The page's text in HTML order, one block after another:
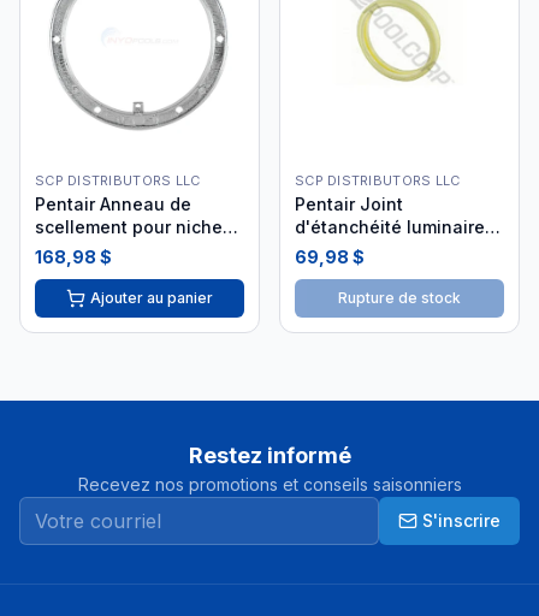
SCP DISTRIBUTORS LLC
Pentair Anneau de
scellement pour niche
petite
168,98 $
Ajouter au panier
SCP DISTRIBUTORS LLC
Pentair Joint
d'étanchéité luminaire
silicone AMP-301-8828
69,98 $
Rupture de stock
Restez informé
Recevez nos promotions et conseils saisonniers
S'inscrire